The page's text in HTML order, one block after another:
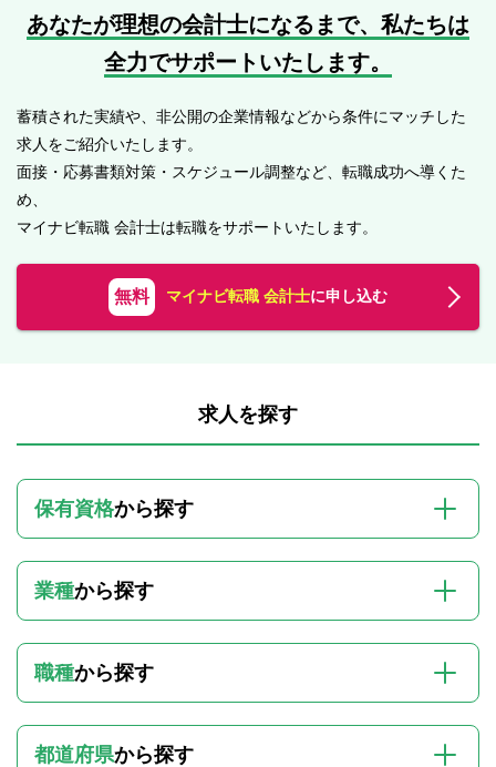
あなたが理想の会計士になるまで、 私たちは
全力でサポートいたします。
蓄積された実績や、非公開の企業情報などから条件にマッチした
求人をご紹介いたします。
面接・応募書類対策・スケジュール調整など、転職成功へ導くた
め、
マイナビ転職 会計士は転職をサポートいたします。
無料 マイナビ転職 会計士に申し込む
求人を探す
保有資格から探す
業種から探す
職種から探す
都道府県から探す